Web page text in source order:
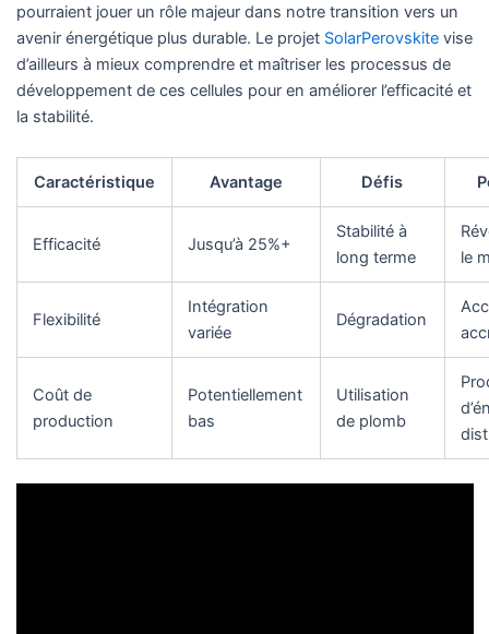
pourraient jouer un rôle majeur dans notre transition vers un
avenir énergétique plus durable. Le projet SolarPerovskitevise
d’ailleurs à mieux comprendre et maîtriser les processus de
développement de ces cellules pour en améliorer l’efficacité et
la stabilité.
Caractéristique Avantage Défis
Efficacité Jusqu’à 25%+
Stabilité à
long terme
le
Flexibilité
Intégration
variée
Dégradation
Coût de
production
Potentiellement
bas
Utilisation
de plomb